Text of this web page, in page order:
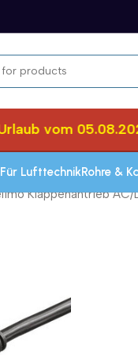
vom 05.08.2026
LufttechnikRohre &
Klappenantrieb AC/